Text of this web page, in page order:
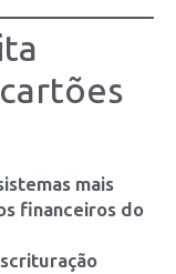
mais
financeiros do